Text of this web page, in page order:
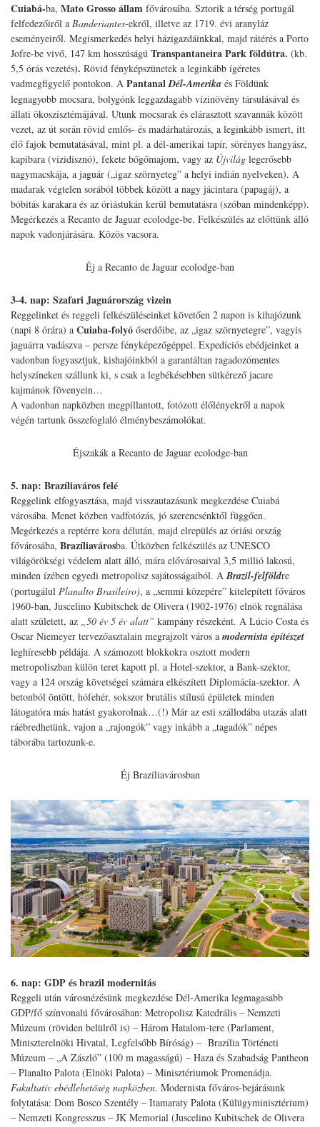
Cuiabá-ba, Mato Grosso állam fővárosába. Sztorik a térség portugál
felfedezőiről a Banderiantes-ekről, illetve az 1719. évi aranyláz
eseményeiről. Megismerkedés helyi házigazdáinkkal, majd rátérés a Porto
Jofre-be vivő, 147 km hosszúságú Transpantaneira Park földútra. (kb.
5,5 órás vezetés). Rövid fényképszünetek a leginkább ígéretes
vadmegfigyelő pontokon. A Pantanal Dél-Amerika és Földünk
legnagyobb mocsara, bolygónk leggazdagabb vízinövény társulásával és
állati ökoszisztémájával. Utunk mocsarak és elárasztott szavannák között
vezet, az út során rövid emlős- és madárhatározás, a leginkább ismert, itt
élő fajok bemutatásával, mint pl. a dél-amerikai tapír, sörényes hangyász,
kapibara (vízidisznó), fekete bőgőmajom, vagy az Újvilág legerősebb
nagymacskája, a jaguár („igaz szörnyeteg” a helyi indián nyelveken). A
madarak végtelen sorából többek között a nagy jácintara (papagáj), a
bóbitás karakara és az óriástukán kerül bemutatásra (szóban mindenképp).
Megérkezés a Recanto de Jaguar ecolodge-be. Felkészülés az előttünk álló
napok vadonjárására. Közös vacsora.
Éj a Recanto de Jaguar ecolodge-ban
3-4. nap: Szafari Jaguárország vizein
Reggelinket és reggeli felkészüléseinket követően 2 napon is kihajózunk
(napi 8 órára) a Cuiaba-folyó őserdőibe, az „igaz szörnyetegre”, vagyis
jaguárra vadászva – persze fényképezőgéppel. Expedíciós ebédjeinket a
vadonban fogyasztjuk, kishajóinkból a garantáltan ragadozómentes
helyszíneken szállunk ki, s csak a legbékésebben sütkérező jacare
kajmánok fövenyein…
A vadonban napközben megpillantott, fotózott élőlényekről a napok
végén tartunk összefoglaló élménybeszámolókat.
Éjszakák a Recanto de Jaguar ecolodge-ban
5. nap: Brazíliaváros felé
Reggelink elfogyasztása, majd visszautazásunk megkezdése Cuiabá
városába. Menet közben vadfotózás, jó szerencsénktől függően.
Megérkezés a reptérre kora délután, majd elrepülés az óriási ország
fővárosába, Brazíliavárosba. Útközben felkészülés az UNESCO
világörökségi védelem alatt álló, mára elővárosaival 3,5 millió lakosú,
minden ízében egyedi metropolisz sajátosságaiból. ABrazil-felföldre
(portugálul Planalto Brasileiro), a „semmi közepére” kitelepített főváros
1960-ban, Juscelino Kubitschek de Olivera (1902-1976) elnök regnálása
alatt született, az „50 év 5 év alatt” kampány részeként. A Lúcio Costa és
Oscar Niemeyer tervezőasztalain megrajzolt város a modernista építészet
leghíresebb példája. A számozott blokkokra osztott modern
metropoliszban külön teret kapott pl. a Hotel-szektor, a Bank-szektor,
vagy a 124 ország követségei számára elkészített Diplomácia-szektor. A
betonból öntött, hófehér, sokszor brutális stílusú épületek minden
látogatóra más hatást gyakorolnak…(!) Már az esti szállodába utazás alatt
ráébredhetünk, vajon a „rajongók” vagy inkább a „tagadók” népes
táborába tartozunk-e.
Éj Brazíliavárosban
6. nap: GDP és brazil modernitás
Reggeli után városnézésünk megkezdése Dél-Amerika legmagasabb
GDP/fő színvonalú fővárosában: Metropolisz Katedrális – Nemzeti
Múzeum (röviden belülről is) – Három Hatalom-tere (Parlament,
Miniszterelnöki Hivatal, Legfelsőbb Bíróság) – Brazília Történeti
Múzeum – „A Zászló” (100 m magasságú) – Haza és Szabadság Pantheon
– Planalto Palota (Elnöki Palota) – Minisztériumok Promenádja.
Fakultatív ebédlehetőség napközben. Modernista főváros-bejárásunk
folytatása: Dom Bosco Szentély – Itamaraty Palota (Külügyminisztérium)
– Nemzeti Kongresszus – JK Memorial (Juscelino Kubitschek de Olivera